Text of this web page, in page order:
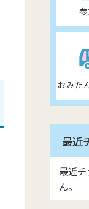
おみた
最近
最近
ん。